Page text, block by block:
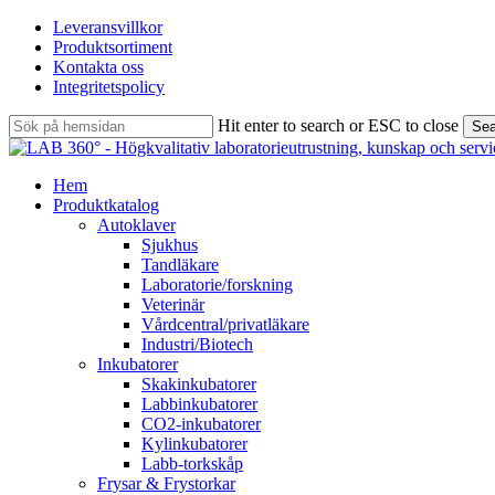
Skip
main
content
Leveransvillkor
Produktsortiment
Kontakta oss
Integritetspolicy
Hit enter to search or ESC to close
Close
search
Menu
Hem
Produktkatalog
Autoklaver
Sjukhus
Tandläkare
Laboratorie/forskning
Veterinär
Vårdcentral/privatläkare
Industri/Biotech
Inkubatorer
Skakinkubatorer
Labbinkubatorer
CO2-inkubatorer
Kylinkubatorer
Labb-torkskåp
Frysar & Frystorkar